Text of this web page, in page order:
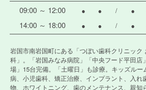
09:00 ～ 12:00 ● ● / ●
14:00 ～ 18:00 ● ● / ●
岩国市南岩国町にある「つぼい歯科クリニック
科」。「岩国みなみ病院」「中央フード平田店
場」15台完備。「土曜日」も診療。キッズルー
病、小児歯科、矯正治療、インプラント、入れ
物、ホワイトニング、歯のメンテナンス、親知